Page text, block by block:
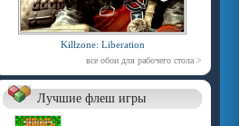
Killzone: Liberation
все обои для рабочего стола >
Лучшие флеш игры